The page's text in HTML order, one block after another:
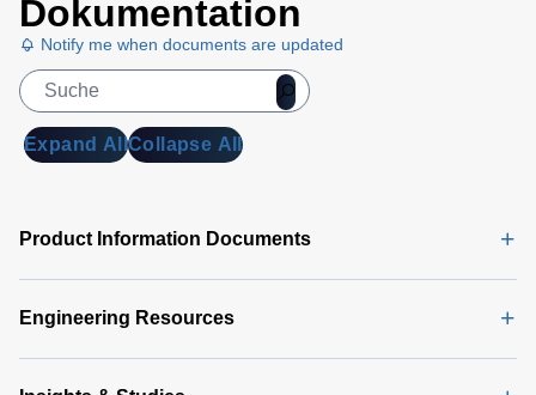
Dokumentation
Notify me when documents are updated
Expand AllCollapse All
Product Information Documents
Engineering Resources